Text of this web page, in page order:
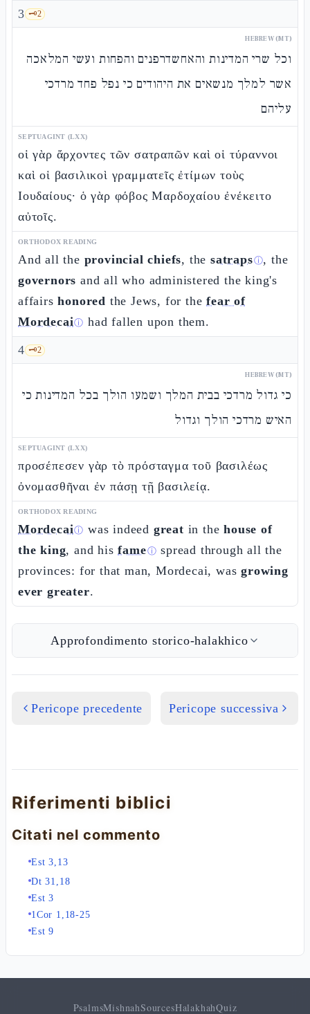
3 🗝️2
HEBREW (MT)
וכל שרי המדינות והאחשדרפנים והפחות ועשי המלאכה
אשר למלך מנשאים את היהודים כי נפל פחד מרדכי
עליהם
SEPTUAGINT (LXX)
οἱ γὰρ ἄρχοντες τῶν σατραπῶν καὶ οἱ τύραννοι
καὶ οἱ βασιλικοὶ γραμματεῖς ἐτίμων τοὺς
Ιουδαίους· ὁ γὰρ φόβος Μαρδοχαίου ἐνέκειτο
αὐτοῖς.
ORTHODOX READING
And all the provincial chiefs, thesatrapsⓘ, the
governors and all who administered the king's
affairshonored the Jews, for thefear of
Mordecaiⓘ had fallen upon them.
4 🗝️2
HEBREW (MT)
כי גדול מרדכי בבית המלך ושמעו הולך בכל המדינות כי
האיש מרדכי הולך וגדול
SEPTUAGINT (LXX)
προσέπεσεν γὰρ τὸ πρόσταγμα τοῦ βασιλέως
ὀνομασθῆναι ἐν πάσῃ τῇ βασιλείᾳ.
ORTHODOX READING
Mordecaiⓘ was indeed great in thehouse of
the king, and hisfameⓘ spread through all the
provinces: for that man, Mordecai, wasgrowing
ever greater.
Approfondimento storico-halakhico
Pericope precedente Pericope successiva
Riferimenti biblici
Citati nel commento
Est 3,13
Dt 31,18
Est 3
1Cor 1,18-25
Est 9
PsalmsMishnahSourcesHalakhahQuiz